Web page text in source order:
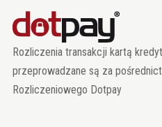
Rozliczenia transakcji kartą
przeprowadzane są za
Rozliczeniowego Dotpay